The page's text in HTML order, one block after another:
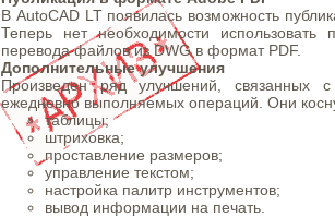
В AutoCAD LT появилась возможность
Теперь нет необходимости использовать
перевода файлов из DWG в формат PDF.
Дополнительные улучшения
Произведен ряд улучшений, связанных
ежедневно выполняемых операций. Они
таблицы;
штриховка;
проставление размеров;
управление текстом;
настройка палитр инструментов;
вывод информации на печать.